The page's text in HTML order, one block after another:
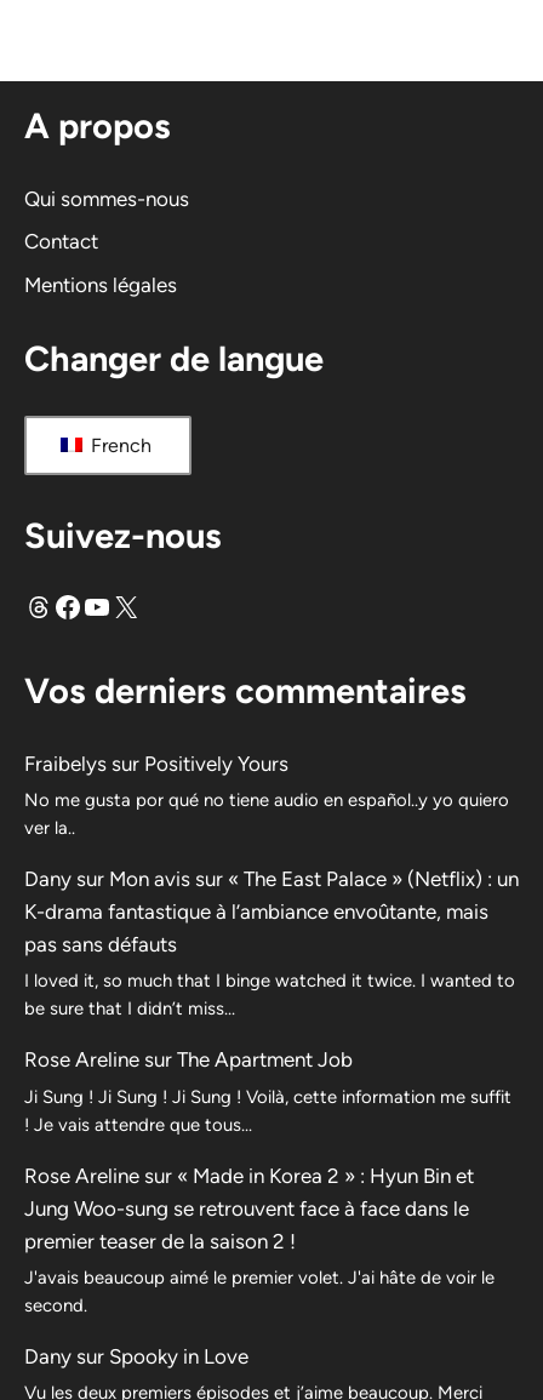
a
i
e
:
A propos
Qui sommes-nous
Contact
Mentions légales
Changer de langue
French
Suivez-nous
FilsFacebook
YouTube
X
Vos derniers commentaires
Fraibelys sur Positively Yours
No me gusta por qué no tiene audio en español..y yo quiero
ver la..
Dany sur Mon avis sur « The East Palace » (Netflix) : un
K-drama fantastique à l’ambiance envoûtante, mais
pas sans défauts
I loved it, so much that I binge watched it twice. I wanted to
be sure that I didn’t miss…
Rose Areline sur The Apartment Job
Ji Sung ! Ji Sung ! Ji Sung ! Voilà, cette information me suffit
! Je vais attendre que tous…
Rose Areline sur « Made in Korea 2 » : Hyun Bin et
Jung Woo-sung se retrouvent face à face dans le
premier teaser de la saison 2 !
J'avais beaucoup aimé le premier volet. J'ai hâte de voir le
second.
Dany sur Spooky in Love
Vu les deux premiers épisodes et j’aime beaucoup. Merci